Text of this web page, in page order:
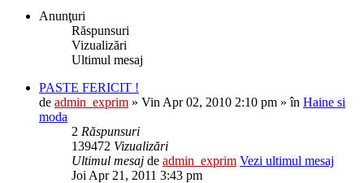
Anunţuri
Răspunsuri
Vizualizări
Ultimul mesaj
PASTE FERICIT !
de admin_exprim » Vin Apr 02, 2010 2:10 pm » în Haine si
moda
2 Răspunsuri
139472 Vizualizări
Ultimul mesaj de admin_exprim Vezi ultimul mesaj
Joi Apr 21, 2011 3:43 pm